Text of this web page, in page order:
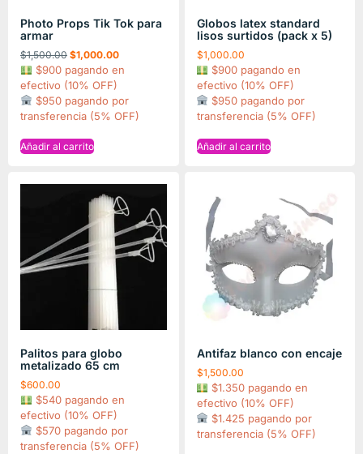
Photo Props Tik Tok para
armar
$1,500.00 $1,000.00
$900 pagando en
efectivo (10% OFF)
$950 pagando por
transferencia (5% OFF)
Añadir al carrito
Globos latex standard
lisos surtidos (pack x 5)
$1,000.00
$900 pagando en
efectivo (10% OFF)
$950 pagando por
transferencia (5% OFF)
Añadir al carrito
Palitos para globo
metalizado 65 cm
$600.00
$540 pagando en
efectivo (10% OFF)
$570 pagando por
transferencia (5% OFF)
Antifaz blanco con encaje
$1,500.00
$1.350 pagando en
efectivo (10% OFF)
$1.425 pagando por
transferencia (5% OFF)